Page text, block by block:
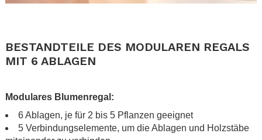
BESTANDTEILE DES MODULAREN REGALS
MIT 6 ABLAGEN
Modulares Blumenregal:
6 Ablagen, je für 2 bis 5 Pflanzen geeignet
5 Verbindungselemente, um die Ablagen und Holzstäbe